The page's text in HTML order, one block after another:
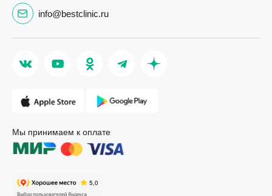
info@bestclinic.ru
Мы принимаем к оплате